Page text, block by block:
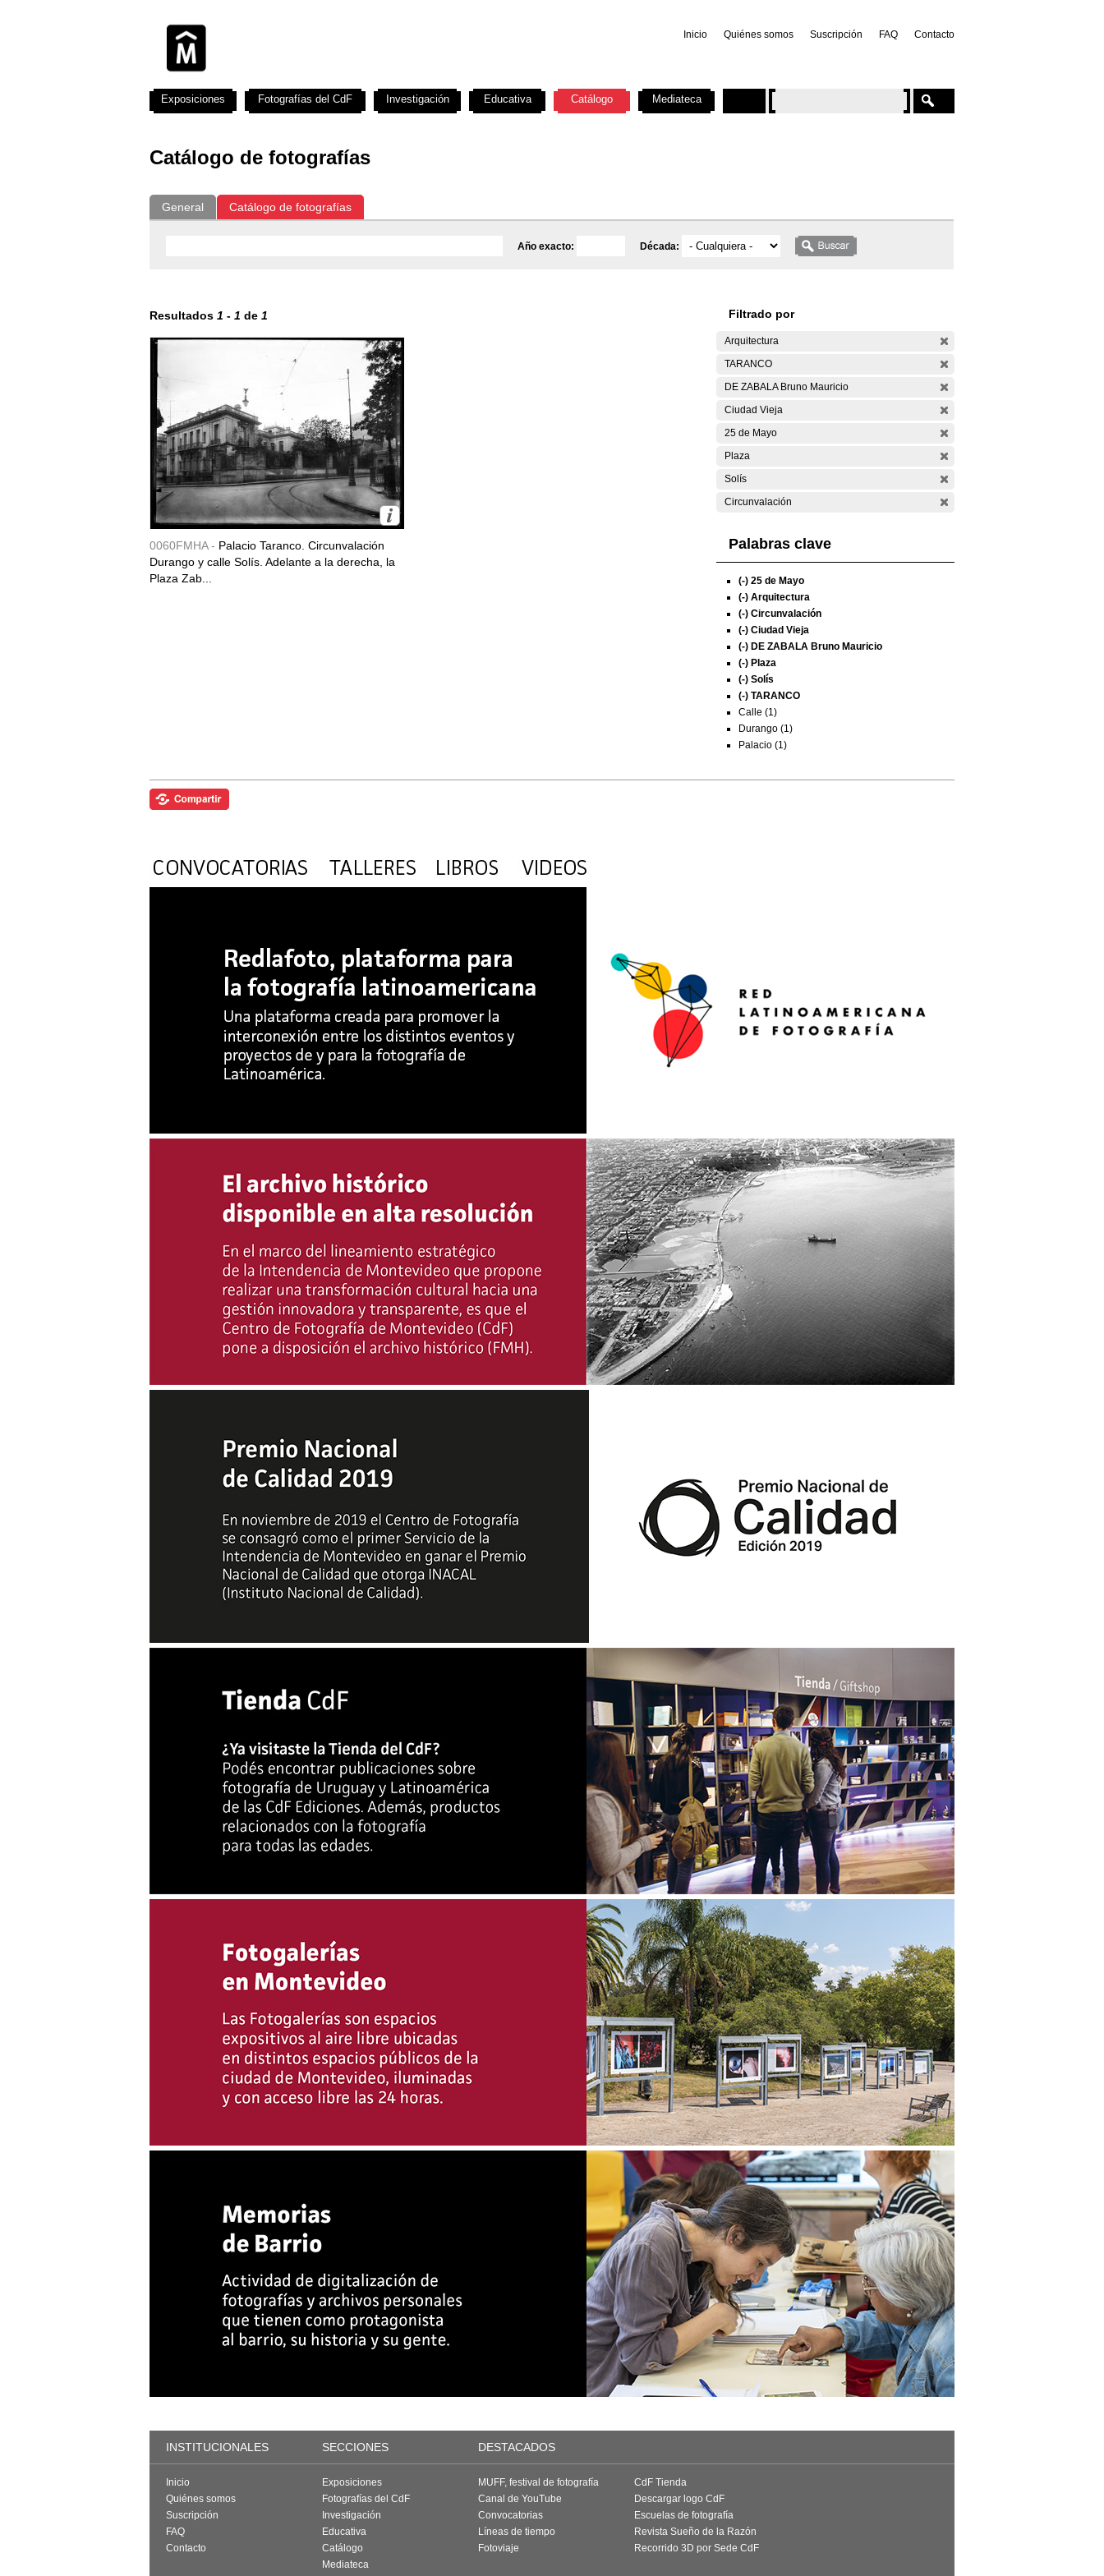
Inicio Quiénes somos Suscripción FAQ Contacto
Catálogo de fotografías
General Catálogo de fotografías
Año exacto: Década:
Resultados 1 - 1 de 1
0060FMHA - Palacio Taranco. Circunvalación
Durango y calle Solís. Adelante a la derecha, la
Plaza Zab...
Filtrado por
Arquitectura
TARANCO
DE ZABALA Bruno Mauricio
Ciudad Vieja
25 de Mayo
Plaza
Solís
Circunvalación
Palabras clave
(-) 25 de Mayo
(-) Arquitectura
(-) Circunvalación
(-) Ciudad Vieja
(-) DE ZABALA Bruno Mauricio
(-) Plaza
(-) Solís
(-) TARANCO
Calle (1)
Durango (1)
Palacio (1)
Exposiciones Fotografías del CdF Investigación Educativa Catálogo Mediateca
INSTITUCIONALES SECCIONES DESTACADOS
Inicio
Quiénes somos
Suscripción
FAQ
Contacto
Exposiciones
Fotografías del CdF
Investigación
Educativa
Catálogo
Mediateca
MUFF, festival de fotografía
Canal de YouTube
Convocatorias
Líneas de tiempo
Fotoviaje
CdF Tienda
Descargar logo CdF
Escuelas de fotografía
Revista Sueño de la Razón
Recorrido 3D por Sede CdF